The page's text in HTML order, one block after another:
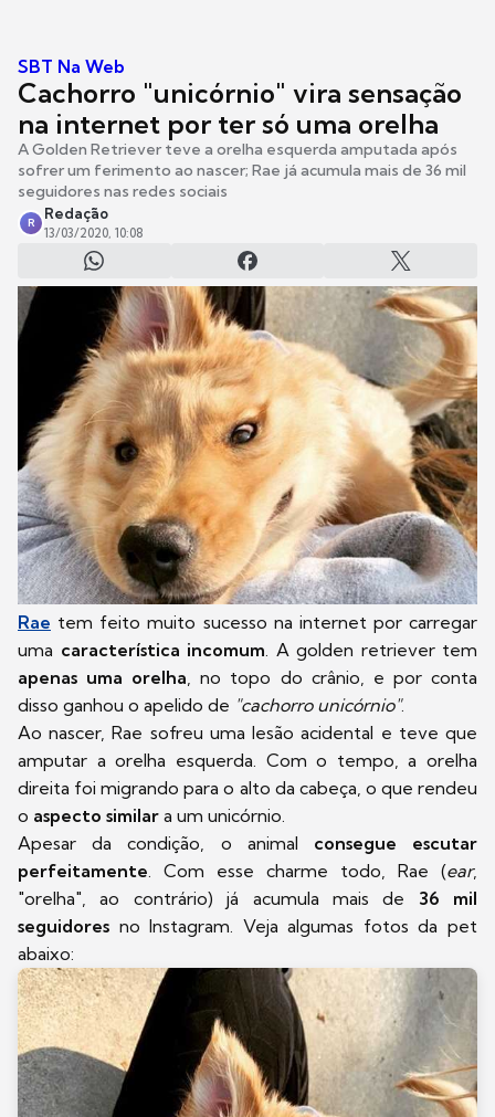
SBT Na Web
Cachorro "unicórnio" vira sensação
na internet por ter só uma orelha
A Golden Retriever teve a orelha esquerda amputada após
sofrer um ferimento ao nascer; Rae já acumula mais de 36 mil
seguidores nas redes sociais
R
Redação
13/03/2020, 10:08
Rae tem feito muito sucesso na internet por carregar
uma característica incomum . A golden retriever tem
apenas uma orelha , no topo do crânio, e por conta
disso ganhou o apelido de "cachorro unicórnio".
Ao nascer, Rae sofreu uma lesão acidental e teve que
amputar a orelha esquerda. Com o tempo, a orelha
direita foi migrando para o alto da cabeça, o que rendeu
o aspecto similar a um unicórnio.
Apesar da condição, o animal consegue escutar
perfeitamente . Com esse charme todo, Rae (ear,
"orelha", ao contrário) já acumula mais de 36 mil
seguidores no Instagram. Veja algumas fotos da pet
abaixo: